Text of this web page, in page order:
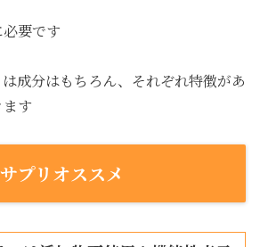
要です
成分はもちろん、それぞれ特徴があ
す
プリオススメ